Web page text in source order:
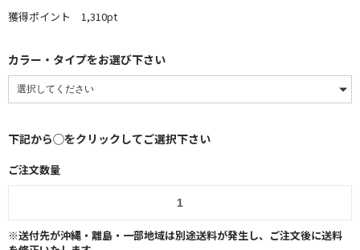
獲得ポイント 1,310pt
カラー・タイプをお選び下さい
下記から◯をクリックしてご選択下さい
ご注文数量
※送付先が沖縄・離島・一部地域は別途送料が発生し、ご注文後に送料